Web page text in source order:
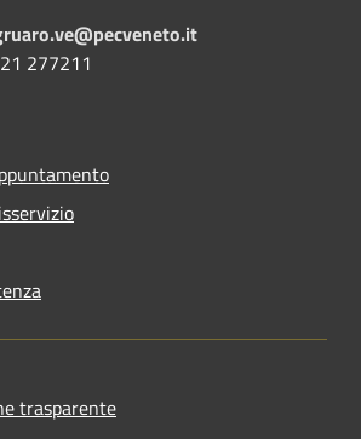
277211
trasparente